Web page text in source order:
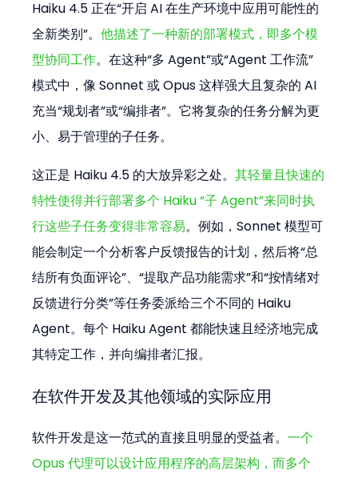
Haiku 4.5 正在“开启 AI 在生产环境中应用可能性的
全新类别”。他描述了一种新的部署模式，即多个模
型协同工作。在这种“多 Agent”或“Agent 工作流”
模式中，像 Sonnet 或 Opus 这样强大且复杂的 AI
充当“规划者”或“编排者”。它将复杂的任务分解为更
小、易于管理的子任务。
这正是 Haiku 4.5 的大放异彩之处。其轻量且快速的
特性使得并行部署多个 Haiku “子 Agent”来同时执
行这些子任务变得非常容易。例如，Sonnet 模型可
能会制定一个分析客户反馈报告的计划，然后将“总
结所有负面评论”、“提取产品功能需求”和“按情绪对
反馈进行分类”等任务委派给三个不同的 Haiku
Agent。每个 Haiku Agent 都能快速且经济地完成
其特定工作，并向编排者汇报。
在软件开发及其他领域的实际应用
软件开发是这一范式的直接且明显的受益者。一个
Opus 代理可以设计应用程序的高层架构，而多个